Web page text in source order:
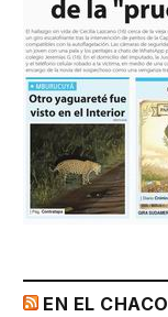
EN EL CHACO